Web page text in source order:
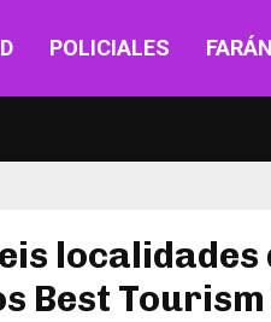
POLICIALES
localidades
Best